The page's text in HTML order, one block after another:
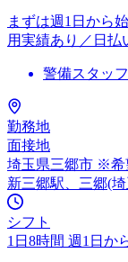
まずは週1日から
用実績あり／日払
警備スタッフ
勤務地
面接地
埼玉県三郷市 ※希
新三郷駅、三郷(
シフト
1日8時間 週1日か